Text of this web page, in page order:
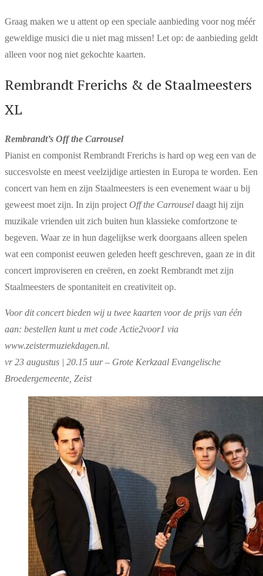
Graag maken we u attent op een speciale aanbieding voor nog méér
geweldige musici die u niet mag missen! Let op: de aanbieding geldt
alleen voor nog niet gekochte kaarten.
Rembrandt Frerichs & de Staalmeesters
XL
Rembrandt’s Off the Carrousel
Pianist en componist Rembrandt Frerichs is hard op weg een van de
succesvolste en meest veelzijdige artiesten in Europa te worden. Een
concert van hem en zijn Staalmeesters is een evenement waar u bij
geweest moet zijn. In zijn project Off the Carrousel daagt hij zijn
muzikale vrienden uit zich buiten hun klassieke comfortzone te
begeven. Waar ze in hun dagelijkse werk doorgaans alleen spelen
wat een componist eeuwen geleden heeft geschreven, gaan ze in dit
concert improviseren en creëren, en zoekt Rembrandt met zijn
Staalmeesters de spontaniteit en creativiteit op.
Voor dit concert bieden wij u twee kaarten voor de prijs van één
aan: bestellen kunt u met code Actie2voor1 via
www.zeistermuziekdagen.nl.
vr 23 augustus | 20.15 uur – Grote Kerkzaal Evangelische
Broedergemeente, Zeist